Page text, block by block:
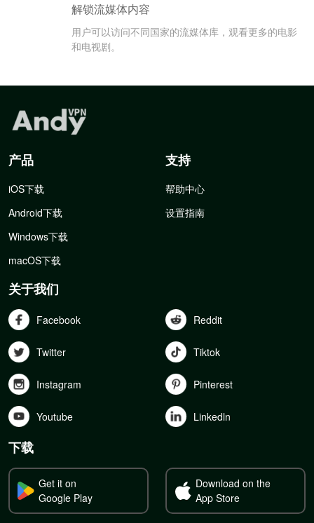
解锁流媒体内容
用户可以访问不同国家的流媒体库，观看更多的电影
和电视剧。
产品
iOS下载
Android下载
Windows下载
macOS下载
支持
帮助中心
设置指南
关于我们
Facebook Reddit
Twitter Tiktok
Instagram Pinterest
Youtube Linkedln
下载
Get it on
Google Play
Download on the
App Store